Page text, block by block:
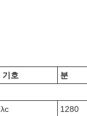
기호 분
λc 1280